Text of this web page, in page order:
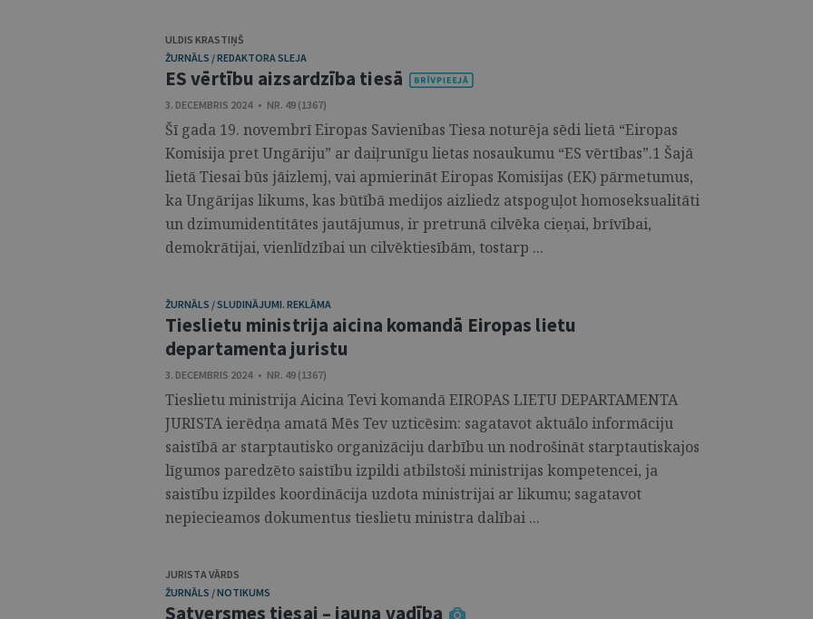
ULDIS KRASTIŅŠ
ŽURNĀLS / REDAKTORA SLEJA
ES vērtību aizsardzība tiesā
3. DECEMBRIS 2024 • NR. 49 (1367)
Šī gada 19. novembrī Eiropas Savienības Tiesa noturēja sēdi lietā “Eiropas
Komisija pret Ungāriju” ar daiļrunīgu lietas nosaukumu “ES vērtības”.1 Šajā
lietā Tiesai būs jāizlemj, vai apmierināt Eiropas Komisijas (EK) pārmetumus,
ka Ungārijas likums, kas būtībā medijos aizliedz atspoguļot homoseksualitāti
un dzimumidentitātes jautājumus, ir pretrunā cilvēka cieņai, brīvībai,
demokrātijai, vienlīdzībai un cilvēktiesībām, tostarp ...
ŽURNĀLS / SLUDINĀJUMI. REKLĀMA
Tieslietu ministrija aicina komandā Eiropas lietu
departamenta juristu
3. DECEMBRIS 2024 • NR. 49 (1367)
Tieslietu ministrija Aicina Tevi komandā EIROPAS LIETU DEPARTAMENTA
JURISTA ierēdņa amatā Mēs Tev uzticēsim: sagatavot aktuālo informāciju
saistībā ar starptautisko organizāciju darbību un nodrošināt starptautiskajos
līgumos paredzēto saistību izpildi atbilstoši ministrijas kompetencei, ja
saistību izpildes koordinācija uzdota ministrijai ar likumu; sagatavot
nepiecieamos dokumentus tieslietu ministra dalībai ...
JURISTA VĀRDS
ŽURNĀLS / NOTIKUMS
Satversmes tiesai – jauna vadība